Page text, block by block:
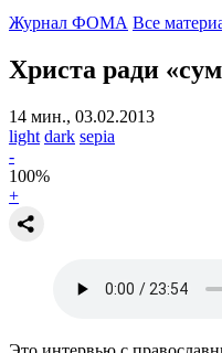
Журнал ФОМА Все
Христа ради
14 мин., 03.02.2013
light dark sepia
-
100%
+